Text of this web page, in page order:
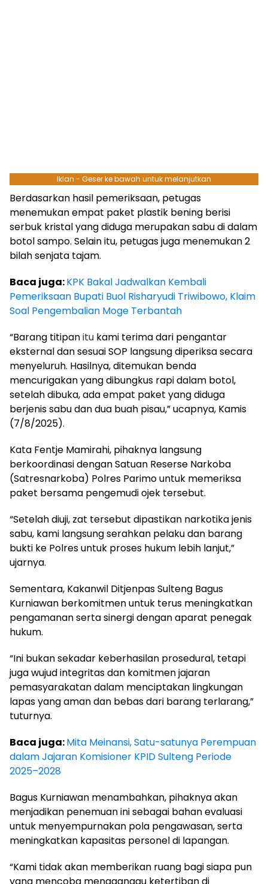
Iklan - Geser ke bawah untuk melanjutkan
Berdasarkan hasil pemeriksaan, petugas
menemukan empat paket plastik bening berisi
serbuk kristal yang diduga merupakan sabu di dalam
botol sampo. Selain itu, petugas juga menemukan 2
bilah senjata tajam.
Baca juga:KPK Bakal Jadwalkan Kembali
Pemeriksaan Bupati Buol Risharyudi Triwibowo, Klaim
Soal Pengembalian Moge Terbantah
“Barang titipanitu kami terima dari pengantar
eksternal dan sesuai SOP langsung diperiksa secara
menyeluruh. Hasilnya, ditemukan benda
mencurigakan yang dibungkus rapi dalam botol,
setelah dibuka, ada empat paket yang diduga
berjenis sabu dan dua buah pisau,” ucapnya, Kamis
(7/8/2025).
Kata Fentje Mamirahi, pihaknya langsung
berkoordinasi dengan Satuan Reserse Narkoba
(Satresnarkoba) Polres Parimo untuk memeriksa
paket bersama pengemudi ojek tersebut.
“Setelah diuji, zat tersebut dipastikan narkotika jenis
sabu, kami langsung serahkan pelaku dan barang
bukti ke Polres untuk proses hukum lebih lanjut,”
ujarnya.
Sementara, Kakanwil Ditjenpas Sulteng Bagus
Kurniawan berkomitmen untuk terus meningkatkan
pengamanan serta sinergi dengan aparat penegak
hukum.
“Ini bukan sekadar keberhasilan prosedural, tetapi
juga wujud integritas dan komitmen jajaran
pemasyarakatan dalam menciptakan lingkungan
lapas yang aman dan bebas dari barang terlarang,”
tuturnya.
Baca juga:Mita Meinansi, Satu-satunya Perempuan
dalam Jajaran Komisioner KPID Sulteng Periode
2025–2028
Bagus Kurniawan menambahkan, pihaknya akan
menjadikan penemuan ini sebagai bahan evaluasi
untuk menyempurnakan pola pengawasan, serta
meningkatkan kapasitas personel di lapangan.
“Kami tidak akan memberikan ruang bagi siapa pun